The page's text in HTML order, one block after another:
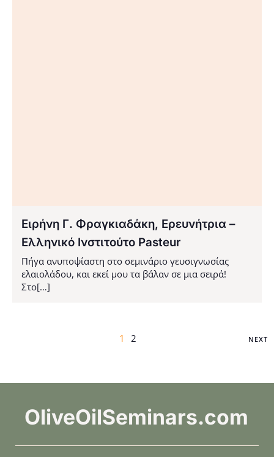
Ειρήνη Γ. Φραγκιαδάκη, Ερευνήτρια –
Ελληνικό Ινστιτούτο Pasteur
Πήγα ανυποψίαστη στο σεμινάριο γευσιγνωσίας
ελαιολάδου, και εκεί μου τα βάλαν σε μια σειρά!
Στο[…]
1 2 NEXT
OliveOilSeminars.com